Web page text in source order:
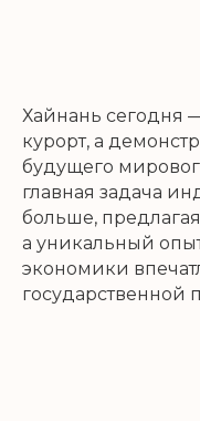
Хайнань сегодня
курорт, а
будущего
главная задача
больше,
а уникальный
экономики
государственной